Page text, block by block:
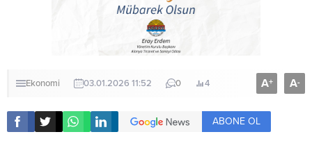
Ekonomi 03.01.2026 11:52 0 4 A+ A-
ABONE OL